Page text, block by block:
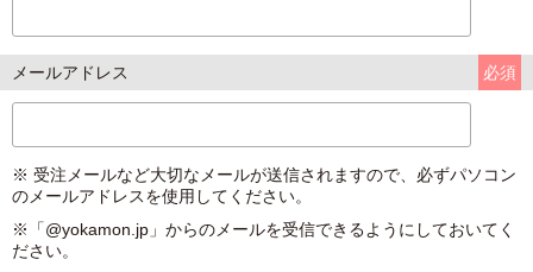
メールアドレス 必須
※ 受注メールなど大切なメールが送信されますので、必ずパソコン
のメールアドレスを使用してください。
※「@yokamon.jp」からのメールを受信できるようにしておいてく
ださい。